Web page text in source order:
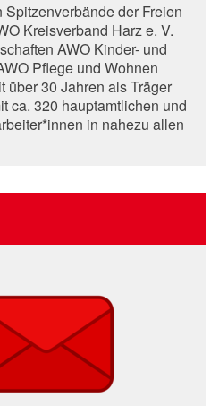
der Freien
Kreisverband Harz e. V.
AWO Kinder- und
Pflege und Wohnen
über 30 Jahren als Träger
ca. 320 hauptamtlichen und
in nahezu allen